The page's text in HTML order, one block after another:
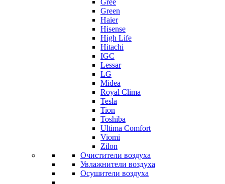
Gree
Grеen
Haier
Hisense
High Life
Hitachi
IGC
Lessar
LG
Midea
Royal Clima
Tesla
Tion
Toshiba
Ultima Comfort
Viomi
Zilon
Очистители воздуха
Увлажнители воздуха
Осушители воздуха